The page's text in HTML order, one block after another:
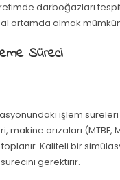
darboğazları
ortamda almak
Süreci
işlem süreleri
arızaları (MTBF,
Kaliteli bir
sürecini gerektirir.